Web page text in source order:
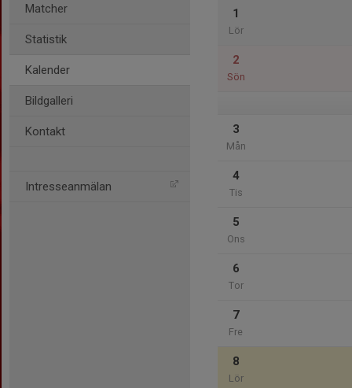
Matcher
Statistik
Kalender
Bildgalleri
Kontakt
Intresseanmälan
1
Lör
2
Sön
3
Mån
4
Tis
5
Ons
6
Tor
7
Fre
8
Lör